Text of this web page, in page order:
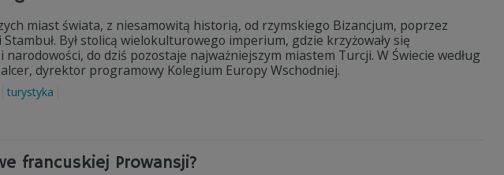
miast świata, z niesamowitą historią, od rzymskiego Bizancjum, poprzez
Był stolicą wielokulturowego imperium, gdzie krzyżowały się
do dziś pozostaje najważniejszym miastem Turcji. W Świecie według
dyrektor programowy Kolegium Europy Wschodniej.
turystyka
francuskiej Prowansji?